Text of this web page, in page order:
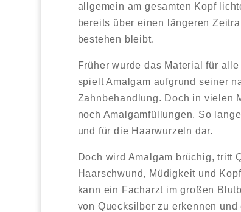
allgemein am gesamten Kopf
bereits über einen längeren
bestehen bleibt.
Früher wurde das Material für
spielt Amalgam aufgrund seiner
Zahnbehandlung. Doch in vielen
noch Amalgamfüllungen. So
und für die Haarwurzeln dar.
Doch wird Amalgam brüchig, tritt
Haarschwund, Müdigkeit und
kann ein Facharzt im großen
von Quecksilber zu erkennen